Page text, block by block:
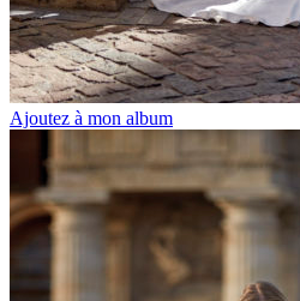
Ajoutez à mon album